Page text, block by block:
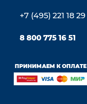
+7 (495) 221 18 29
8 800 775 16 51
ПРИНИМАЕМ К ОПЛАТЕ